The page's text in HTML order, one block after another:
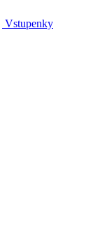
Vstupenky